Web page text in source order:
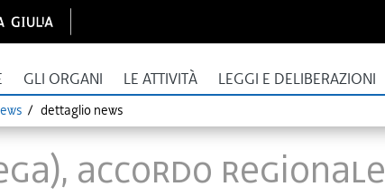
GLI ORGANI LE ATTIVITÀ LEGGI E DELIBERAZIONI
dettaglio news
accordo